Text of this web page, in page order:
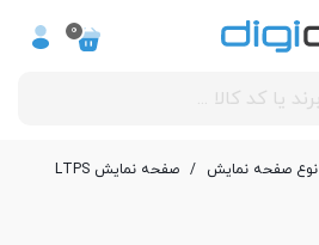
0
نوع صفحه نمایش / صفحه نمایش LTPS